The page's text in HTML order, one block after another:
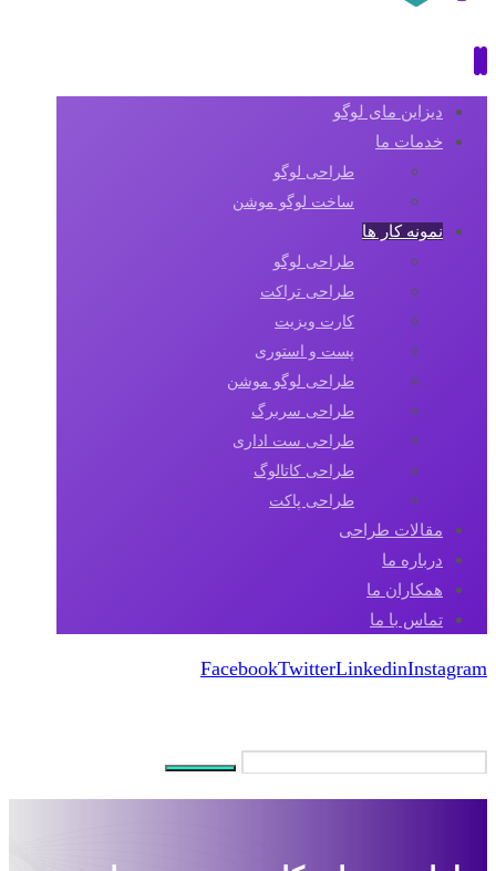
دیزاین مای لوگو
خدمات ما
طراحی لوگو
ساخت لوگو موشن
نمونه کار ها
طراحی لوگو
طراحی تراکت
کارت ویزیت
پست و استوری
طراحی لوگو موشن
طراحی سربرگ
طراحی ست اداری
طراحی کاتالوگ
طراحی پاکت
مقالات طراحی
درباره ما
همکاران ما
تماس با ما
FacebookTwitterLinkedinInstagram